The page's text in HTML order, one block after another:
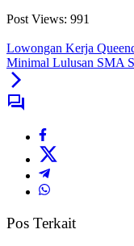
Post Views: 991
Lowongan Kerja
Minimal Lulusan SMA
Pos Terkait